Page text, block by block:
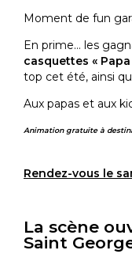
Moment de fun
En prime… les
casquettes «
top cet été, ainsi
Aux papas et aux
Animation gratuite à
Rendez-vous le
La scène
Saint